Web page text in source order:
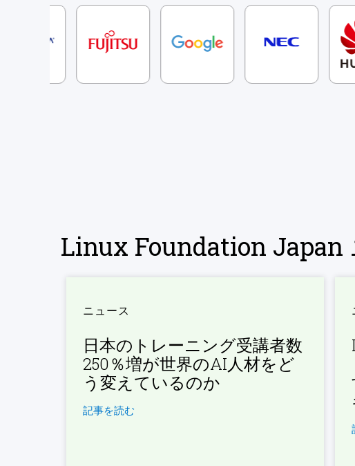
Linux Foundation Japan
ニュース
日本のトレーニング受講者数
250％増が世界のAI人材をど
う変えているのか
記事を読む